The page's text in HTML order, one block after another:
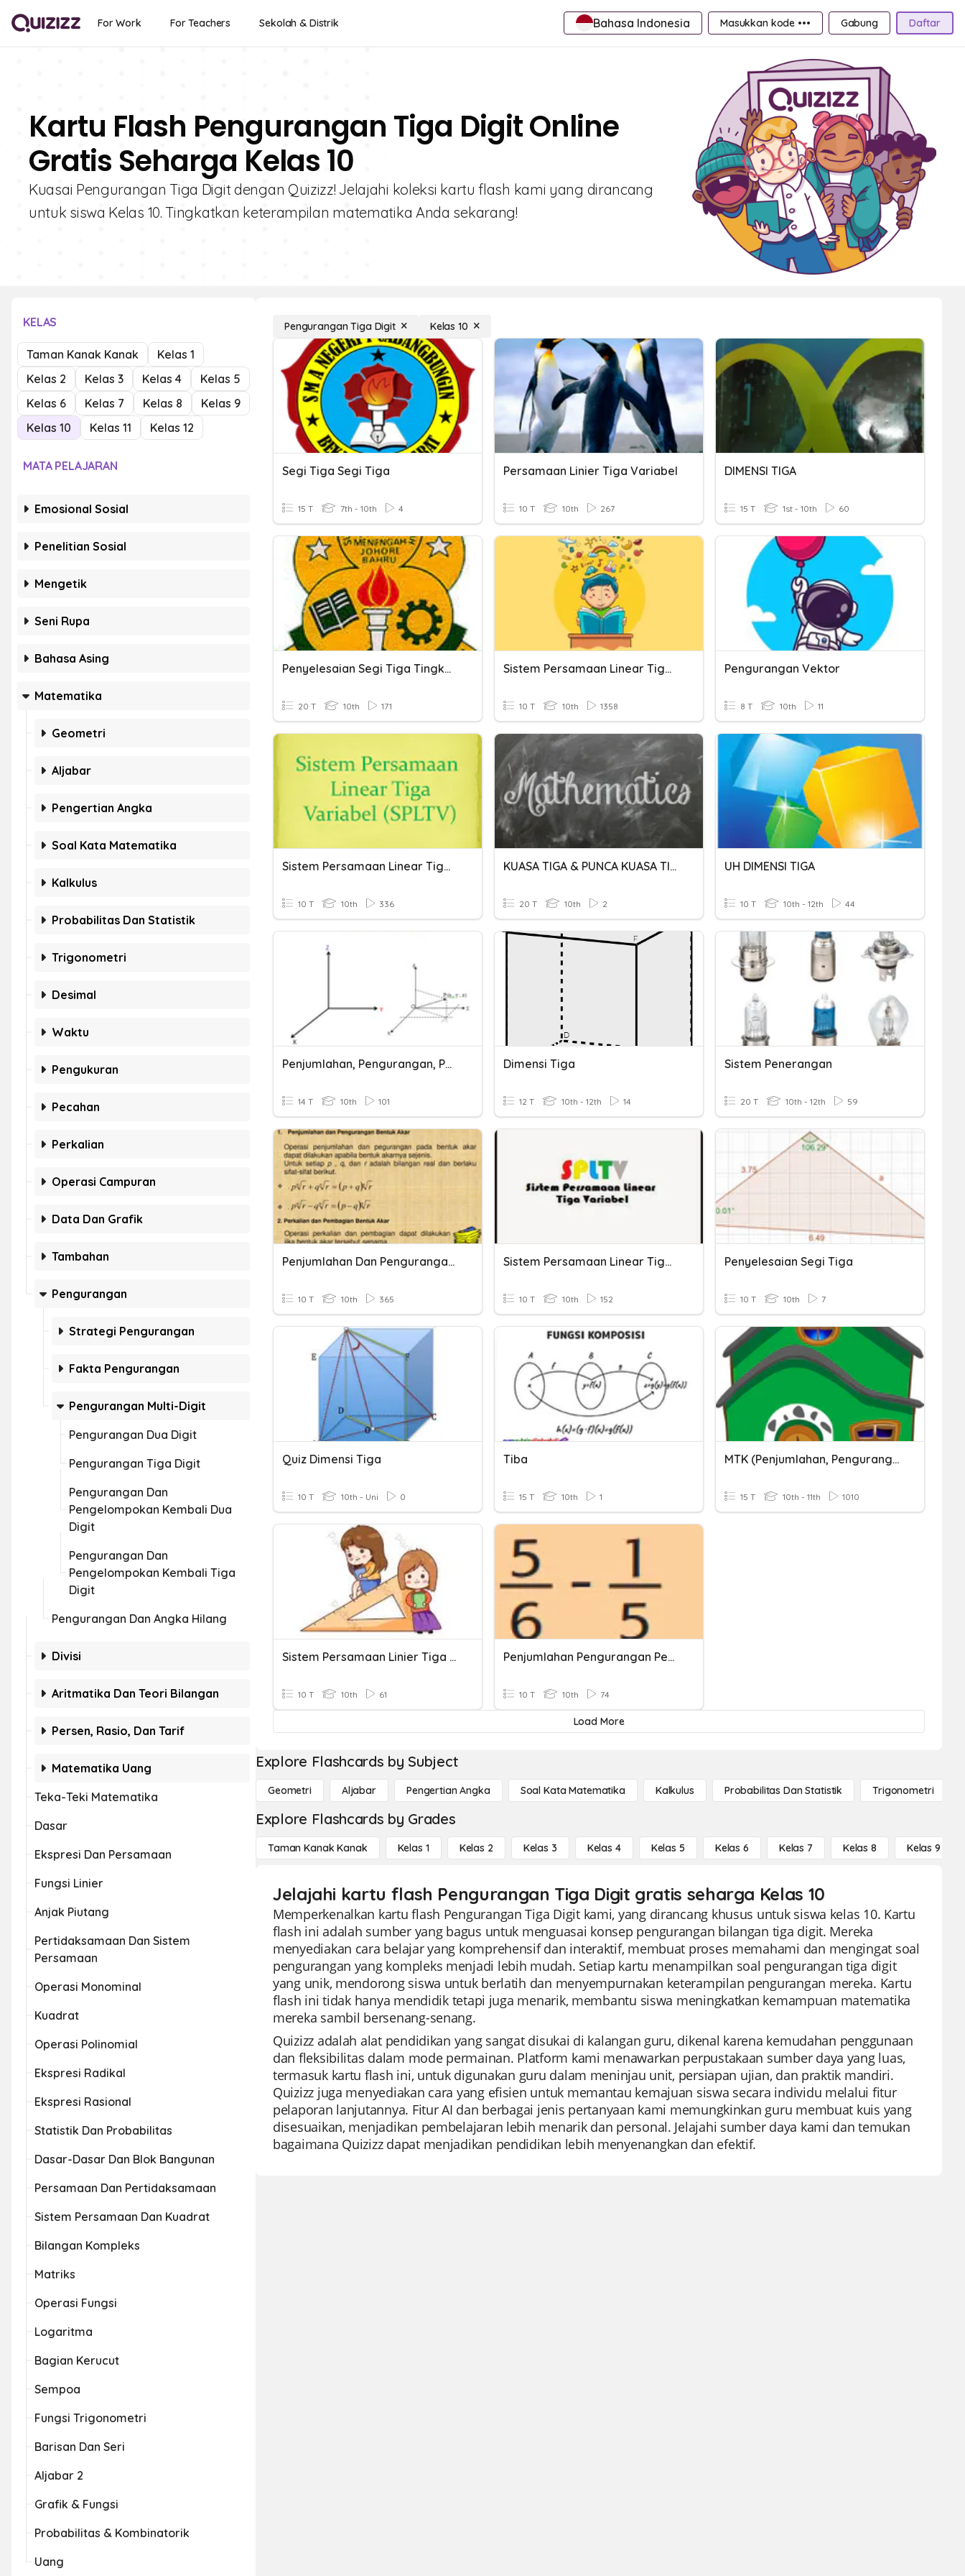
For Work For Teachers Sekolah & Distrik Bahasa Indonesia Masukkan kode ••• Gabung Daftar
Kartu Flash Pengurangan Tiga Digit Online
Gratis Seharga Kelas 10
Kuasai Pengurangan Tiga Digit dengan Quizizz! Jelajahi koleksi kartu flash kami yang dirancang
untuk siswa Kelas 10. Tingkatkan keterampilan matematika Anda sekarang!
KELAS
Taman Kanak Kanak
Kelas 1
Kelas 2
Kelas 3 Kelas 4
Kelas 5
Kelas 6
Kelas 7 Kelas 8
Kelas 9
Kelas 10
Kelas 11 Kelas 12
MATA PELAJARAN
Emosional Sosial
Penelitian Sosial
Mengetik
Seni Rupa
Bahasa Asing
Matematika
Geometri
Aljabar
Pengertian Angka
Soal Kata Matematika
Kalkulus
Probabilitas Dan Statistik
Trigonometri
Desimal
Waktu
Pengukuran
Pecahan
Perkalian
Operasi Campuran
Data Dan Grafik
Tambahan
Pengurangan
Strategi Pengurangan
Fakta Pengurangan
Pengurangan Multi-Digit
Pengurangan Dua Digit
Pengurangan Tiga Digit
Pengurangan Dan
Pengelompokan Kembali Dua
Digit
Pengurangan Dan
Pengelompokan Kembali Tiga
Digit
Pengurangan Dan Angka Hilang
Divisi
Aritmatika Dan Teori Bilangan
Persen, Rasio, Dan Tarif
Matematika Uang
Teka-Teki Matematika
Dasar
Ekspresi Dan Persamaan
Fungsi Linier
Anjak Piutang
Pertidaksamaan Dan Sistem
Persamaan
Operasi Monominal
Kuadrat
Operasi Polinomial
Ekspresi Radikal
Ekspresi Rasional
Statistik Dan Probabilitas
Dasar-Dasar Dan Blok Bangunan
Persamaan Dan Pertidaksamaan
Sistem Persamaan Dan Kuadrat
Bilangan Kompleks
Matriks
Operasi Fungsi
Logaritma
Bagian Kerucut
Sempoa
Fungsi Trigonometri
Barisan Dan Seri
Aljabar 2
Grafik & Fungsi
Probabilitas & Kombinatorik
Uang
Pengurangan Tiga Digit Kelas 10
Segi Tiga Segi Tiga
15 T 7th - 10th 4
Persamaan Linier Tiga Variabel
10 T 10th 267
DIMENSI TIGA
15 T 1st - 10th 60
Penyelesaian Segi Tiga Tingkatan 4
20 T 10th 171
Sistem Persamaan Linear Tiga Variabel
10 T 10th 1358
Pengurangan Vektor
8 T 10th 11
Sistem Persamaan Linear Tiga Variabel
10 T 10th 336
KUASA TIGA & PUNCA KUASA TIGA
20 T 10th 2
UH DIMENSI TIGA
10 T 10th - 12th 44
Penjumlahan, Pengurangan, Panjang Vektor
14 T 10th 101
Dimensi Tiga
12 T 10th - 12th 14
Sistem Penerangan
20 T 10th - 12th 59
Penjumlahan Dan Pengurangan Bentuk Akar
10 T 10th 365
Sistem Persamaan Linear Tiga Variabel
10 T 10th 152
Penyelesaian Segi Tiga
10 T 10th 7
Quiz Dimensi Tiga
10 T 10th - Uni 0
Tiba
15 T 10th 1
MTK (Penjumlahan, Pengurangan, Pembagian Dan Perkalian)
15 T 10th - 11th 1010
Sistem Persamaan Linier Tiga Variabel
10 T 10th 61
Penjumlahan Pengurangan Pecahan
10 T 10th 74
Load More
Explore Flashcards by Subject
Geometri Aljabar Pengertian Angka Soal Kata Matematika Kalkulus Probabilitas Dan Statistik Trigonometri
Explore Flashcards by Grades
Taman Kanak Kanak Kelas 1 Kelas 2 Kelas 3 Kelas 4 Kelas 5 Kelas 6 Kelas 7 Kelas 8 Kelas 9
Jelajahi kartu flash Pengurangan Tiga Digit gratis seharga Kelas 10
Memperkenalkan kartu flash Pengurangan Tiga Digit kami, yang dirancang khusus untuk siswa kelas 10. Kartu
flash ini adalah sumber yang bagus untuk menguasai konsep pengurangan bilangan tiga digit. Mereka
menyediakan cara belajar yang komprehensif dan interaktif, membuat proses memahami dan mengingat soal
pengurangan yang kompleks menjadi lebih mudah. Setiap kartu menampilkan soal pengurangan tiga digit
yang unik, mendorong siswa untuk berlatih dan menyempurnakan keterampilan pengurangan mereka. Kartu
flash ini tidak hanya mendidik tetapi juga menarik, membantu siswa meningkatkan kemampuan matematika
mereka sambil bersenang-senang.
Quizizz adalah alat pendidikan yang sangat disukai di kalangan guru, dikenal karena kemudahan penggunaan
dan fleksibilitas dalam mode permainan. Platform kami menawarkan perpustakaan sumber daya yang luas,
termasuk kartu flash ini, untuk digunakan guru dalam meninjau unit, persiapan ujian, dan praktik mandiri.
Quizizz juga menyediakan cara yang efisien untuk memantau kemajuan siswa secara individu melalui fitur
pelaporan lanjutannya. Fitur AI dan berbagai jenis pertanyaan kami memungkinkan guru membuat kuis yang
disesuaikan, menjadikan pembelajaran lebih menarik dan personal. Jelajahi sumber daya kami dan temukan
bagaimana Quizizz dapat menjadikan pendidikan lebih menyenangkan dan efektif.